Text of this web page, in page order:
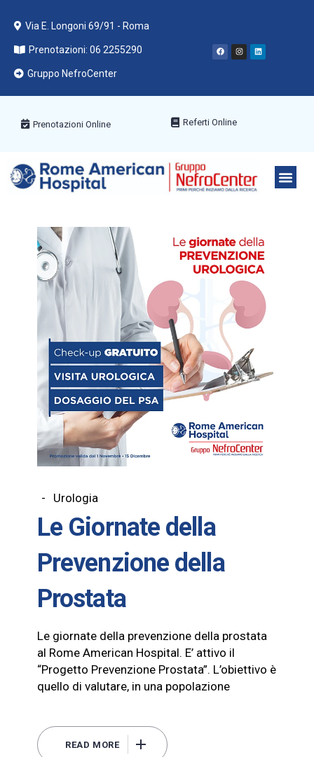
Via E. Longoni 69/91 - Roma
Prenotazioni: 06 2255290
Gruppo NefroCenter
Prenotazioni Online Referti Online
Urologia
Le Giornate della
Prevenzione della
Prostata
Le giornate della prevenzione della prostata
al Rome American Hospital. E’ attivo il
“Progetto Prevenzione Prostata”. L’obiettivo è
quello di valutare, in una popolazione
READ MORE